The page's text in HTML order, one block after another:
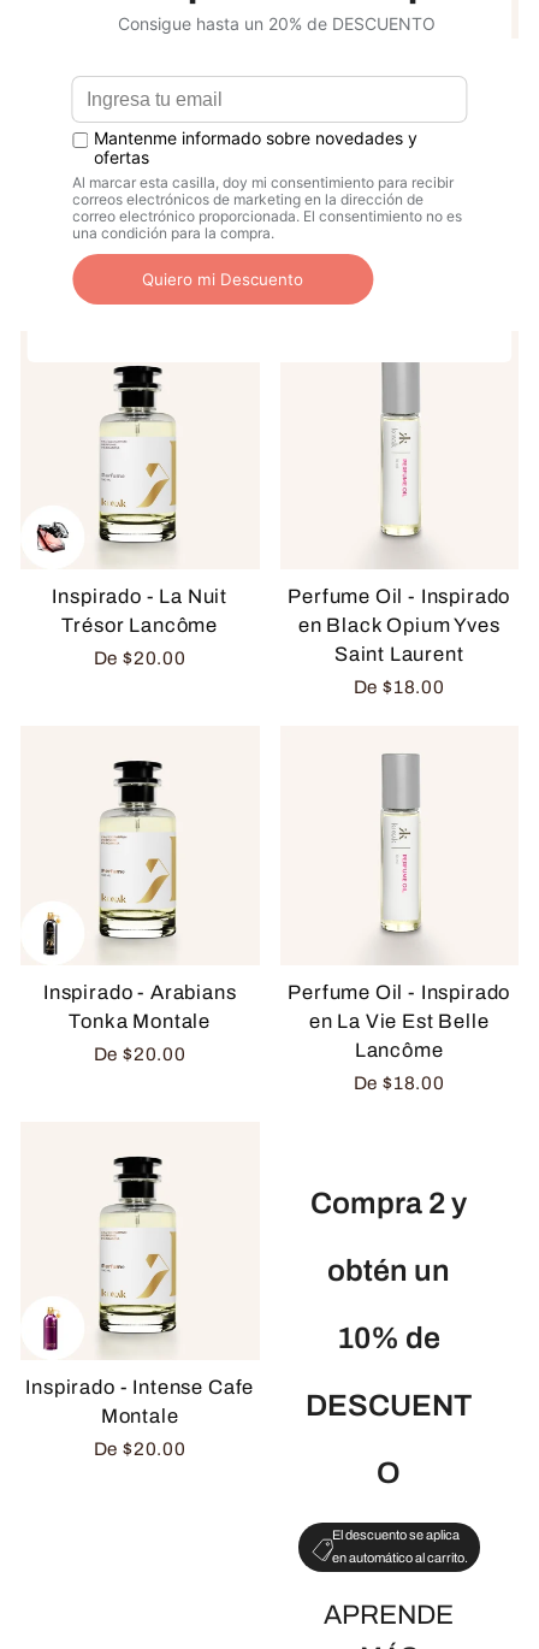
reseñas de
4.8 estrellas
APRENDE
MÁS
De$20.00
Inspirado - La Nuit
Trésor Lancôme
De $20.00
Perfume Oil - Inspirado
en Black Opium Yves
Saint Laurent
De $18.00
Inspirado - Arabians
Tonka Montale
De $20.00
Perfume Oil - Inspirado
en La Vie Est Belle
Lancôme
De $18.00
Inspirado - Intense Cafe
Montale
De $20.00
Compra 2 y
obtén un
10% de
DESCUENT
O
El descuento se aplica
en automático al carrito.
APRENDE